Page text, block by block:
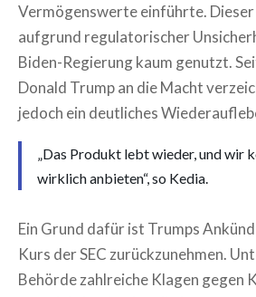
Vermögenswerte einführte.
aufgrund regulatorischer
Biden-Regierung kaum genutzt.
Donald Trump an die Macht
jedoch ein deutliches
„Das Produkt lebt wieder, und wir
wirklich anbieten“, so Kedia.
Ein Grund dafür ist Trumps
Kurs der SEC zurückzunehmen.
Behörde zahlreiche Klagen gegen